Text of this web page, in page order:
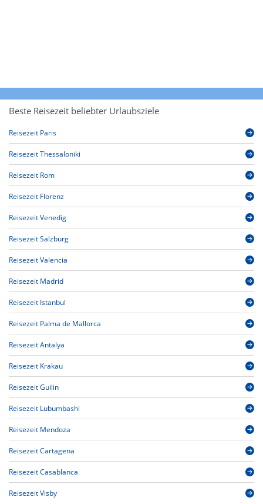
Beste Reisezeit beliebter Urlaubsziele
Reisezeit Paris
Reisezeit Thessaloniki
Reisezeit Rom
Reisezeit Florenz
Reisezeit Venedig
Reisezeit Salzburg
Reisezeit Valencia
Reisezeit Madrid
Reisezeit Istanbul
Reisezeit Palma de Mallorca
Reisezeit Antalya
Reisezeit Krakau
Reisezeit Guilin
Reisezeit Lubumbashi
Reisezeit Mendoza
Reisezeit Cartagena
Reisezeit Casablanca
Reisezeit Visby